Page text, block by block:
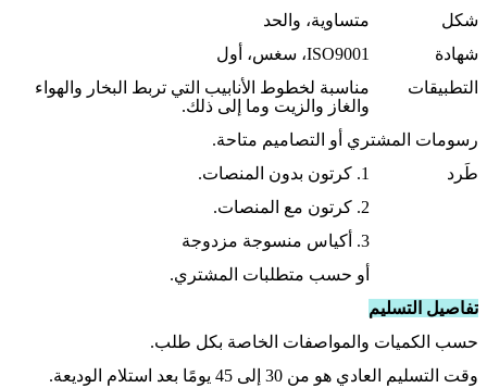
شكل
متساوية، والحد
شهادة
ISO9001، سغس، أول
التطبيقات
مناسبة لخطوط الأنابيب التي تربط البخار والهواء
والغاز والزيت وما إلى ذلك.
رسومات المشتري أو التصاميم متاحة.
طَرد
1. كرتون بدون المنصات.
2. كرتون مع المنصات.
3. أكياس منسوجة مزدوجة
أو حسب متطلبات المشتري.
تفاصيل التسليم
حسب الكميات والمواصفات الخاصة بكل طلب.
وقت التسليم العادي هو من 30 إلى 45 يومًا بعد استلام الوديعة.